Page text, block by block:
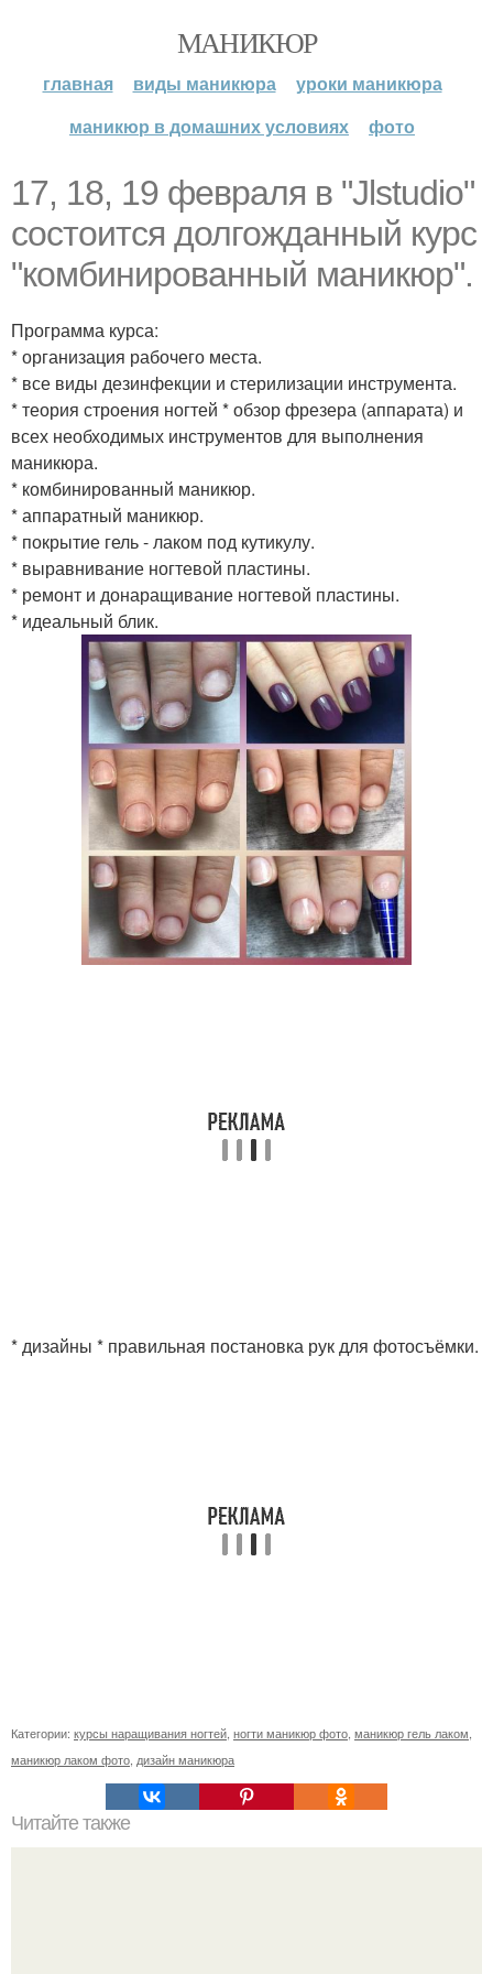
МАНИКЮР
главная виды маникюра
уроки маникюра
маникюр в домашних условиях
фото
17, 18, 19 февраля в "Jlstudio"
состоится долгожданный курс
"комбинированный маникюр".
Программа курса:
* организация рабочего места.
* все виды дезинфекции и стерилизации инструмента.
* теория строения ногтей * обзор фрезера (аппарата) и
всех необходимых инструментов для выполнения
маникюра.
* комбинированный маникюр.
* аппаратный маникюр.
* покрытие гель - лаком под кутикулу.
* выравнивание ногтевой пластины.
* ремонт и донаращивание ногтевой пластины.
* идеальный блик.
* дизайны * правильная постановка рук для фотосъёмки.
Категории: курсы наращивания ногтей ногти маникюр фото маникюр гель лаком
маникюр лаком фото дизайн маникюра
Читайте также